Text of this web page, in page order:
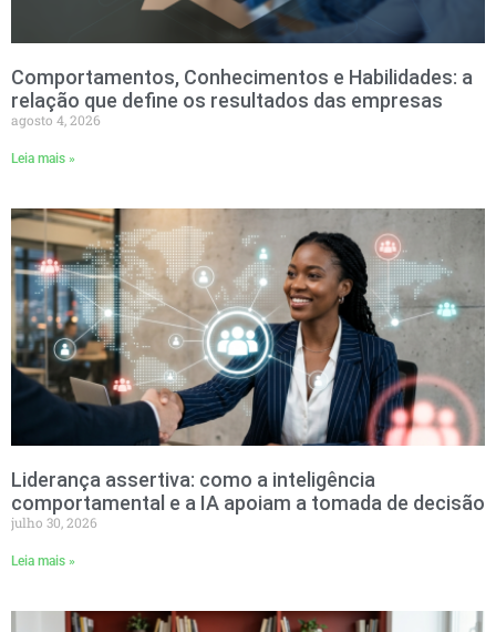
Comportamentos, Conhecimentos e Habilidades: a
relação que define os resultados das empresas
agosto 4, 2026
Leia mais »
Liderança assertiva: como a inteligência
comportamental e a IA apoiam a tomada de decisão
julho 30, 2026
Leia mais »